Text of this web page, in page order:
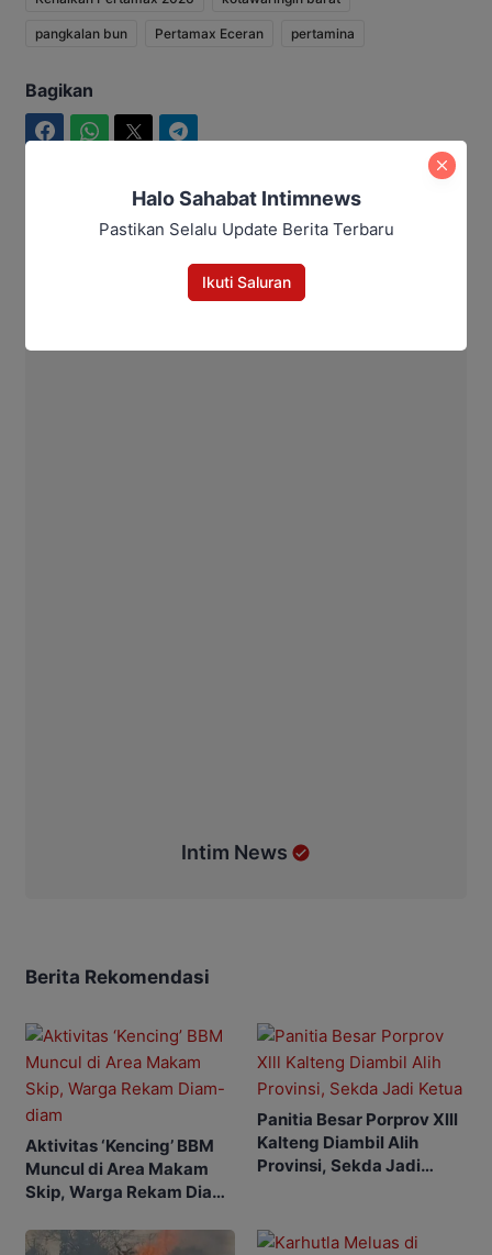
pangkalan bun Pertamax Eceran pertamina
Bagikan
Intim News
Berita Rekomendasi
Aktivitas ‘Kencing’ BBM
Muncul di Area Makam
Skip, Warga Rekam Diam-
Panitia Besar Porprov Xlll
Kalteng Diambil Alih
Provinsi, Sekda Jadi
Halo Sahabat Intimnews
Pastikan Selalu Update Berita Terbaru
Ikuti Saluran